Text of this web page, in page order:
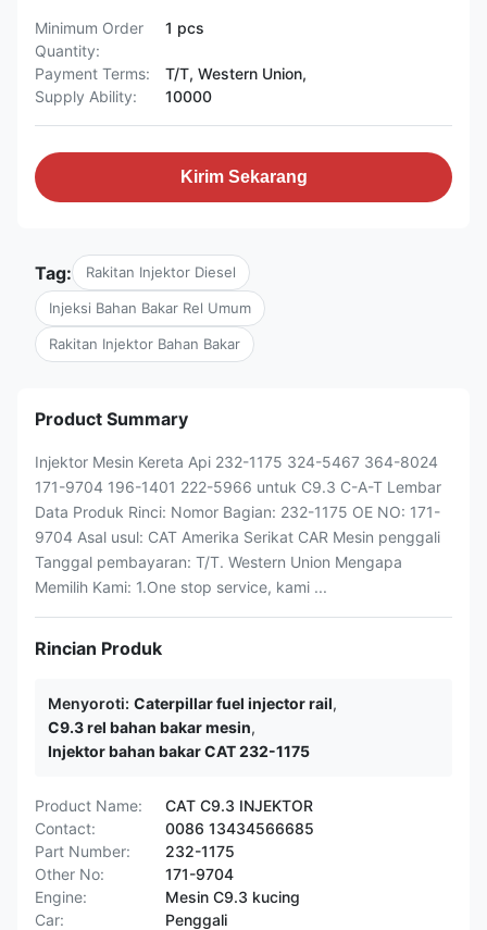
Minimum Order
Quantity:
1 pcs
Payment Terms:
T/T, Western Union,
Supply Ability:
10000
Kirim Sekarang
Tag: Rakitan Injektor Diesel
Injeksi Bahan Bakar Rel Umum
Rakitan Injektor Bahan Bakar
Product Summary
Injektor Mesin Kereta Api 232-1175 324-5467 364-8024
171-9704 196-1401 222-5966 untuk C9.3 C-A-T Lembar
Data Produk Rinci: Nomor Bagian: 232-1175 OE NO: 171-
9704 Asal usul: CAT Amerika Serikat CAR Mesin penggali
Tanggal pembayaran: T/T. Western Union Mengapa
Memilih Kami: 1.One stop service, kami ...
Rincian Produk
Menyoroti: Caterpillar fuel injector rail,
C9.3 rel bahan bakar mesin,
Injektor bahan bakar CAT 232-1175
Product Name:
CAT C9.3 INJEKTOR
Contact:
0086 13434566685
Part Number:
232-1175
Other No:
171-9704
Engine:
Mesin C9.3 kucing
Car:
Penggali